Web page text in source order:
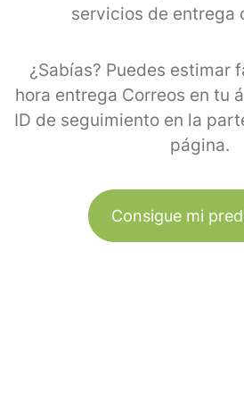
servicios de entrega
¿Sabías? Puedes estimar
hora entrega Correos en tu
ID de seguimiento en la
página.
Consigue mi